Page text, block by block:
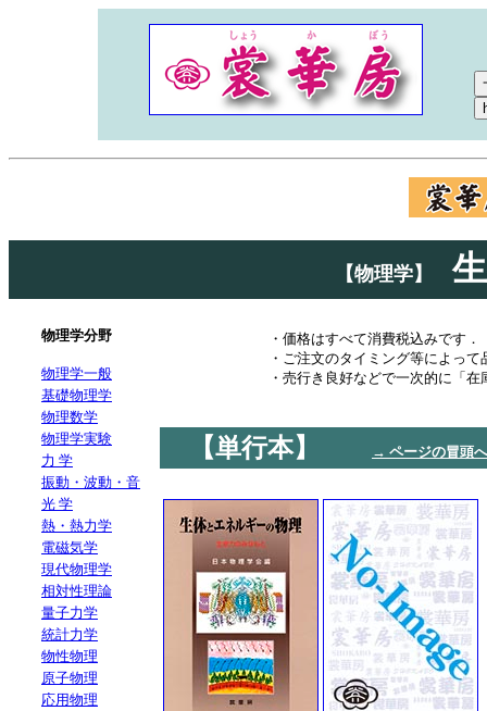
【物理学】
物理学分野
物理学一般
基礎物理学
物理数学
物理学実験
力 学
振動・波動・音
光 学
熱・熱力学
電磁気学
現代物理学
相対性理論
量子力学
統計力学
物性物理
原子物理
応用物理
・価格はすべて消費税込みです．
・ご注文のタイミング等によっ
・売行き良好などで一次的に「
【単行本】 → ページの冒頭へ